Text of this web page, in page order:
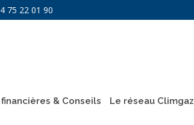
75 22 01 90
& Conseils Le réseau Climgaz